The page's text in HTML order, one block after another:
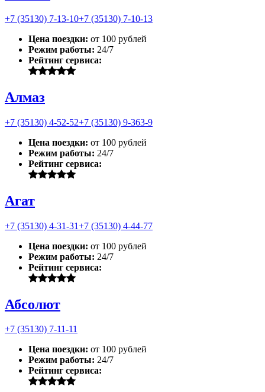
+7 (35130) 7-13-10+7 (35130) 7-10-13
Цена поездки: от 100 рублей
Режим работы: 24/7
Рейтинг сервиса:
Алмаз
+7 (35130) 4-52-52+7 (35130) 9-363-9
Цена поездки: от 100 рублей
Режим работы: 24/7
Рейтинг сервиса:
Агат
+7 (35130) 4-31-31+7 (35130) 4-44-77
Цена поездки: от 100 рублей
Режим работы: 24/7
Рейтинг сервиса:
Абсолют
+7 (35130) 7-11-11
Цена поездки: от 100 рублей
Режим работы: 24/7
Рейтинг сервиса: